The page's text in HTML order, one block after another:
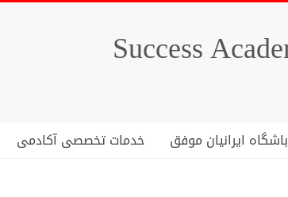
باشگاه ایرانیان موفق خدمات تخصصی آکادمی